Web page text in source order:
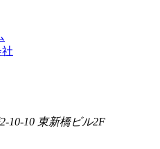
10-10 東新橋ビル2F